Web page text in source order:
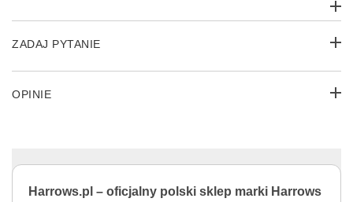
ZADAJ PYTANIE
OPINIE
Harrows.pl – oficjalny polski sklep marki Harrows